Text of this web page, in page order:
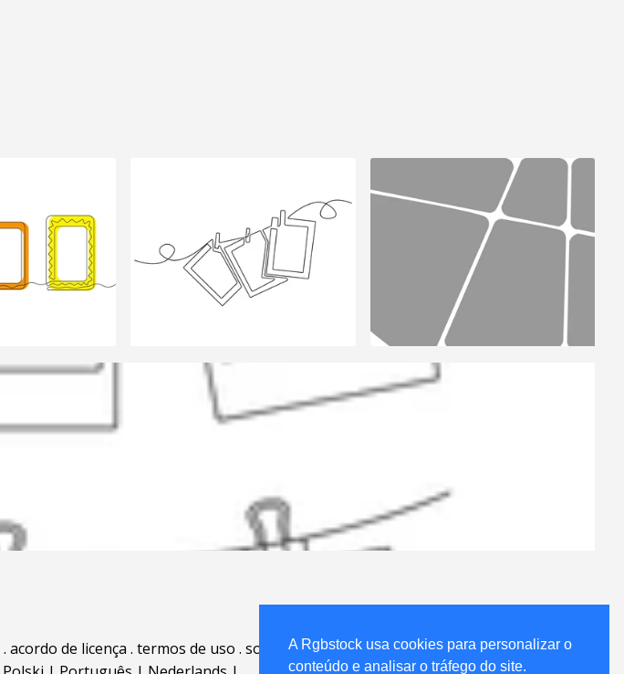
A Rgbstock usa cookies para personalizar o
conteúdo e analisar o tráfego do site.
. acordo de licença . termos de uso . sobre
.